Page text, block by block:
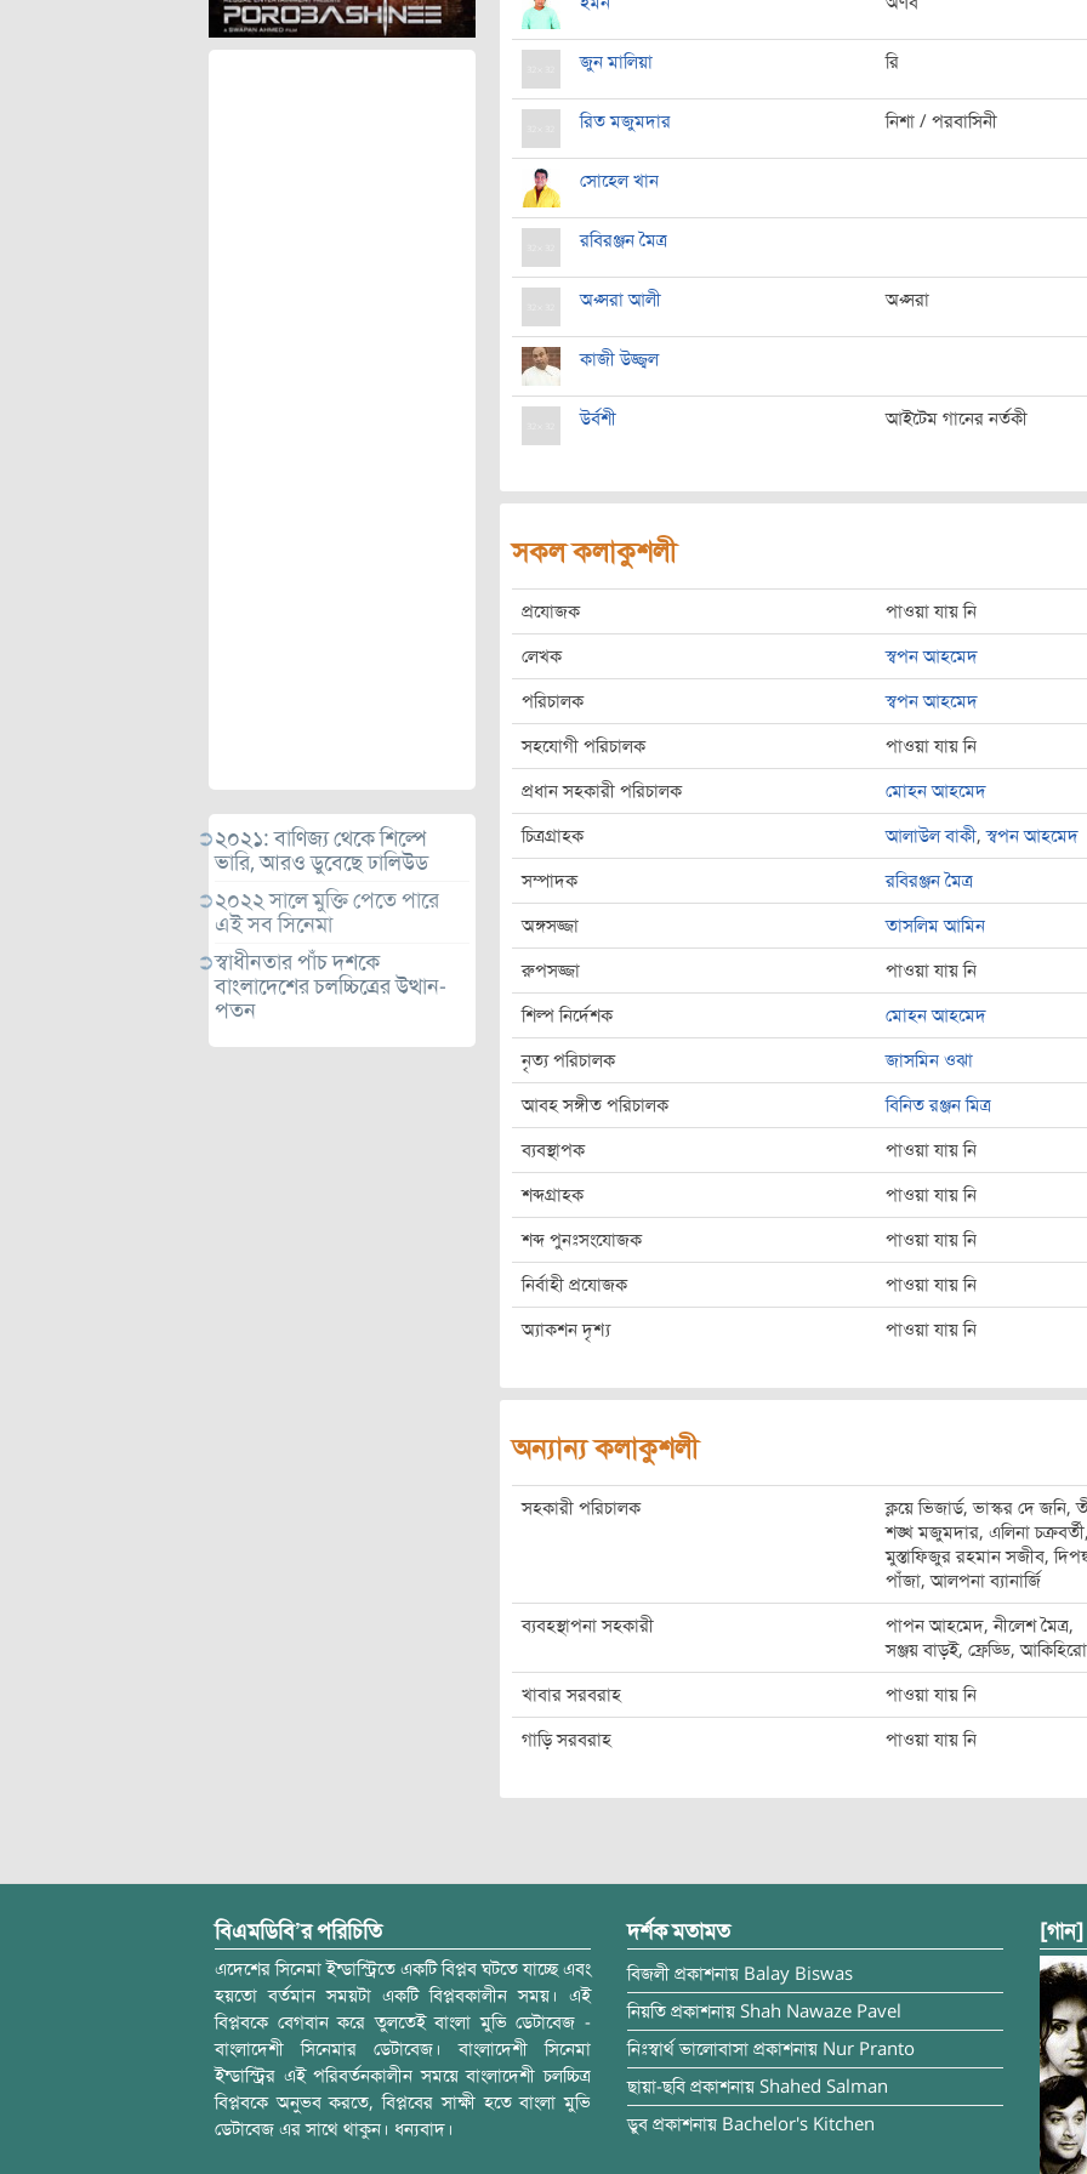
২০২১: বাণিজ্য থেকে শিল্পে
ভারি, আরও ডুবেছে ঢালিউড
২০২২ সালে মুক্তি পেতে পারে
এই সব সিনেমা
স্বাধীনতার পাঁচ দশকে
বাংলাদেশের চলচ্চিত্রের উত্থান-
পতন
জুন মালিয়া রি
রিত মজুমদার নিশা / পরবাসিনী
সোহেল খান
রবিরঞ্জন মৈত্র
অপ্সরা আলী অপ্সরা
কাজী উজ্জ্বল
উর্বশী আইটেম গানের নর্তকী
সকল কলাকুশলী
প্রযোজক পাওয়া যায় নি
লেখক স্বপন আহমেদ
পরিচালক স্বপন আহমেদ
সহযোগী পরিচালক পাওয়া যায় নি
প্রধান সহকারী পরিচালক মোহন আহমেদ
চিত্রগ্রাহক আলাউল বাকী,স্বপন আহমেদ
সম্পাদক রবিরঞ্জন মৈত্র
অঙ্গসজ্জা তাসলিম আমিন
রুপসজ্জা পাওয়া যায় নি
শিল্প নির্দেশক মোহন আহমেদ
নৃত্য পরিচালক জাসমিন ওঝা
আবহ সঙ্গীত পরিচালক বিনিত রঞ্জন মিত্র
ব্যবস্থাপক পাওয়া যায় নি
শব্দগ্রাহক পাওয়া যায় নি
শব্দ পুনঃসংযোজক পাওয়া যায় নি
নির্বাহী প্রযোজক পাওয়া যায় নি
অ্যাকশন দৃশ্য পাওয়া যায় নি
অন্যান্য কলাকুশলী
সহকারী পরিচালক
ক্লয়ে ভিজার্ড, ভাস্কর দে জনি,
শঙ্খ মজুমদার, এলিনা চক্রবর্তী,
মুস্তাফিজুর রহমান সজীব,
পাঁজা, আলপনা ব্যানার্জি
ব্যবহস্থাপনা সহকারী
পাপন আহমেদ, নীলেশ মৈত্র,
সঞ্জয় বাড়ই, ফ্রেড্ডি, আকিহিরো
খাবার সরবরাহ পাওয়া যায় নি
গাড়ি সরবরাহ পাওয়া যায় নি
বিএমডিবি’র পরিচিতি
এদেশের সিনেমা ইন্ডাস্ট্রিতে একটি বিপ্লব ঘটতে যাচ্ছে এবং
হয়তো বর্তমান সময়টা একটি বিপ্লবকালীন সময়। এই
বিপ্লবকে বেগবান করে তুলতেই বাংলা মুভি ডেটাবেজ -
বাংলাদেশী সিনেমার ডেটাবেজ। বাংলাদেশী সিনেমা
ইন্ডাস্ট্রির এই পরিবর্তনকালীন সময়ে বাংলাদেশী চলচ্চিত্র
বিপ্লবকে অনুভব করতে, বিপ্লবের সাক্ষী হতে বাংলা মুভি
ডেটাবেজ এর সাথে থাকুন। ধন্যবাদ।
দর্শক মতামত
বিজলী প্রকাশনায় Balay Biswas
নিয়তি প্রকাশনায় Shah Nawaze Pavel
নিঃস্বার্থ ভালোবাসা প্রকাশনায় Nur Pranto
ছায়া-ছবি প্রকাশনায় Shahed Salman
ডুব প্রকাশনায় Bachelor's Kitchen
[গান]